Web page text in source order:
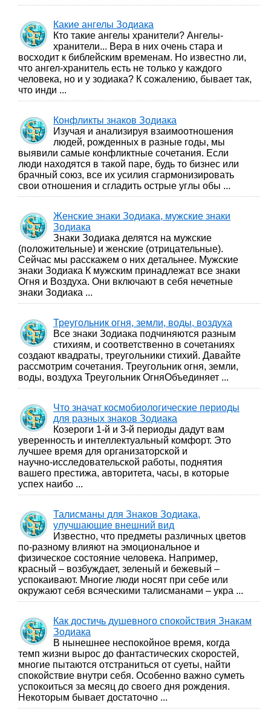
Какие ангелы Зодиака
Кто такие ангелы хранители? Ангелы-
хранители... Вера в них очень стара и
восходит к библейским временам. Но известно ли,
что ангел-хранитель есть не только у каждого
человека, но и у зодиака? К сожалению, бывает так,
что инди ...
Конфликты знаков Зодиака
Изучая и анализируя взаимоотношения
людей, рожденных в разные годы, мы
выявили самые конфликтные сочетания. Если
люди находятся в такой паре, будь то бизнес или
брачный союз, все их усилия сгармонизировать
свои отношения и сгладить острые углы обы ...
Женские знаки Зодиака, мужские знаки
Зодиака
Знаки Зодиака делятся на мужские
(положительные) и женские (отрицательные).
Сейчас мы расскажем о них детальнее. Мужские
знаки Зодиака К мужским принадлежат все знаки
Огня и Воздуха. Они включают в себя нечетные
знаки Зодиака ...
Треугольник огня, земли, воды, воздуха
Все знаки Зодиака подчиняются разным
стихиям, и соответственно в сочетаниях
создают квадраты, треугольники стихий. Давайте
рассмотрим сочетания. Треугольник огня, земли,
воды, воздуха Треугольник ОгняОбъединяет ...
Что значат космобиологические периоды
для разных знаков Зодиака
Козероги 1‑й и 3‑й периоды дадут вам
уверенность и интеллектуальный комфорт. Это
лучшее время для организаторской и
научно‑исследовательской работы, поднятия
вашего престижа, авторитета, часы, в которые
успех наибо ...
Талисманы для Знаков Зодиака,
улучшающие внешний вид
Известно, что предметы различных цветов
по-разному влияют на эмоциональное и
физическое состояние человека. Например,
красный – возбуждает, зеленый и бежевый –
успокаивают. Многие люди носят при себе или
окружают себя всяческими талисманами – укра ...
Как достичь душевного спокойствия Знакам
Зодиака
В нынешнее неспокойное время, когда
темп жизни вырос до фантастических скоростей,
многие пытаются отстраниться от суеты, найти
спокойствие внутри себя. Особенно важно суметь
успокоиться за месяц до своего дня рождения.
Некоторым бывает достаточно ...